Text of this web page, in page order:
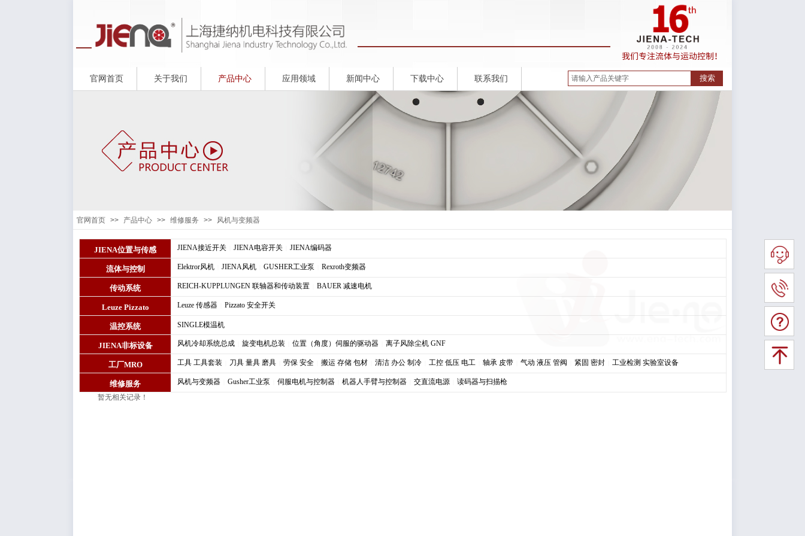
我们专注流体与运动控制！
搜索
官网首页 关于我们 产品中心 应用领域 新闻中心 下载中心 联系我们
官网首页 >> 产品中心 >> 维修服务 >> 风机与变频器
JIENA位置与传感 JIENA接近开关 JIENA电容开关 JIENA编码器
流体与控制 Elektror风机 JIENA风机 GUSHER工业泵 Rexroth变频器
传动系统 REICH-KUPPLUNGEN 联轴器和传动装置 BAUER 减速电机
Leuze Pizzato Leuze 传感器 Pizzato 安全开关
温控系统 SINGLE模温机
JIENA非标设备 风机冷却系统总成 旋变电机总装 位置（角度）伺服的驱动器 离子风除尘机 GNF
工厂MRO 工具 工具套装 刀具 量具 磨具 劳保 安全 搬运 存储 包材 清洁 办公 制冷 工控 低压 电工 轴承 皮带 气动 液压 管阀 紧固 密封 工业检测 实验室设备
维修服务 风机与变频器 Gusher工业泵 伺服电机与控制器 机器人手臂与控制器 交直流电源
读码器与扫描枪
暂无相关记录！